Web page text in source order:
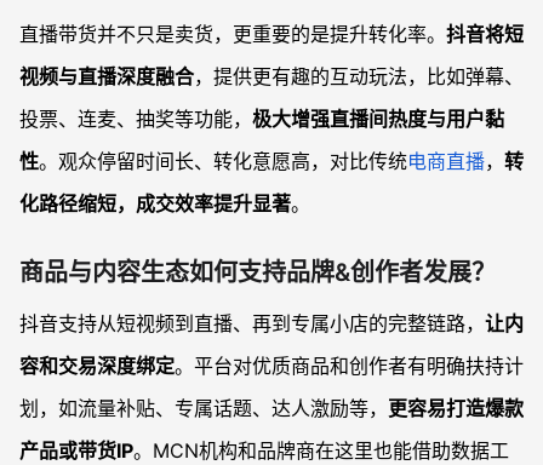
直播带货并不只是卖货，更重要的是提升转化率。 抖音将短
视频与直播深度融合，提供更有趣的互动玩法，比如弹幕、
投票、连麦、抽奖等功能， 极大增强直播间热度与用户黏
性。观众停留时间长、转化意愿高，对比传统电商直播， 转
化路径缩短，成交效率提升显著。
商品与内容生态如何支持品牌&创作者发展？
抖音支持从短视频到直播、再到专属小店的完整链路， 让内
容和交易深度绑定。平台对优质商品和创作者有明确扶持计
划，如流量补贴、专属话题、达人激励等， 更容易打造爆款
产品或带货IP。MCN机构和品牌商在这里也能借助数据工